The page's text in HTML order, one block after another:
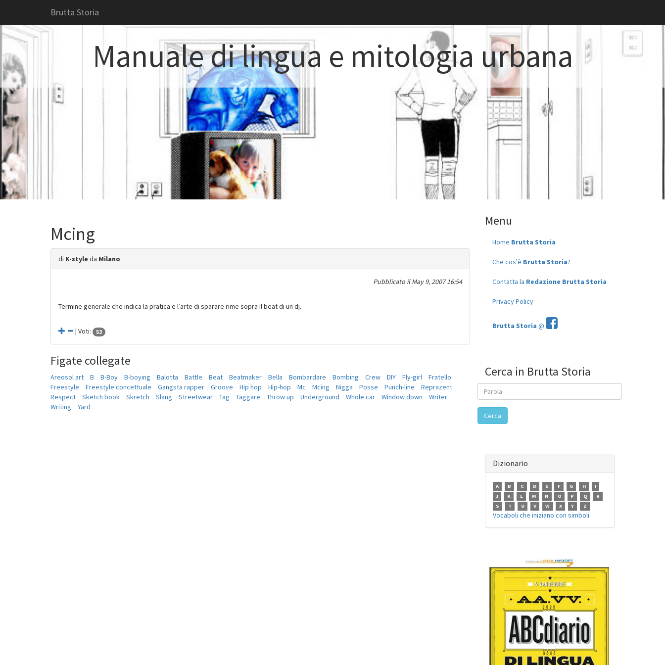
Brutta Storia
Manuale di lingua e mitologia urbana
Mcing
di K-style da Milano
Pubblicato ilMay 9, 2007 16:54
Termine generale che indica la pratica e l’arte di sparare rime sopra il beat di un dj.
| Voti: 53
Figate collegate
Areosol art B B-Boy B-boying Balotta Battle Beat Beatmaker Bella Bombardare Bombing Crew DIY Fly-girl
Fratello
Freestyle
Freestyle concettuale Gangsta rapper Groove Hip hop Hip-hop Mc Mcing Nigga Posse Punch-line
Reprazent
Respect
Sketch book Skretch Slang Streetwear Tag Taggare Throw up Underground Whole car Window down
Writer
Writing
Yard
Menu
Home Brutta Storia
Che cos'è Brutta Storia?
Contatta la Redazione Brutta Storia
Privacy Policy
Brutta Storia @
Cerca in Brutta Storia
Cerca
Dizionario
A B C D E F G H
I
J
K L M N O P Q
R
S
T U V W X Y Z
Vocaboli che iniziano con simboli